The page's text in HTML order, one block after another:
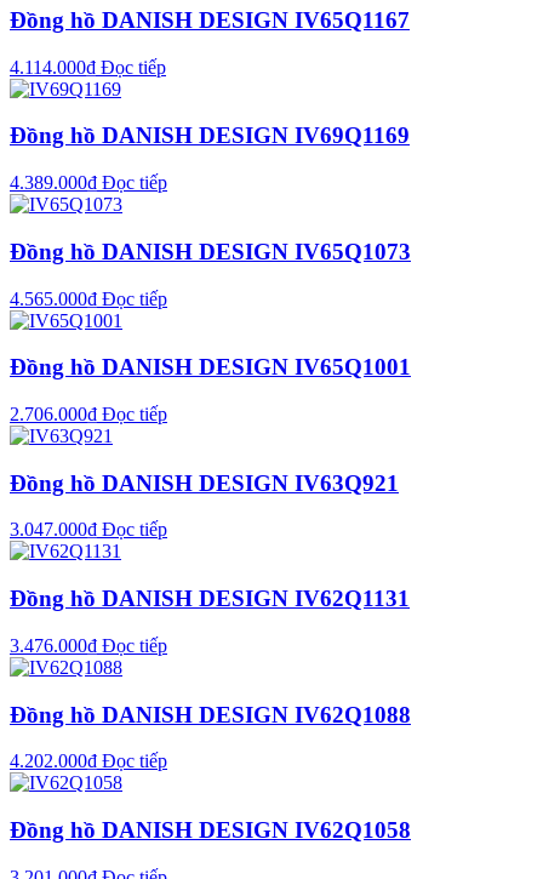
Đồng hồ DANISH DESIGN IV65Q1167
4.114.000₫ Đọc tiếp
Đồng hồ DANISH DESIGN IV69Q1169
4.389.000₫ Đọc tiếp
Đồng hồ DANISH DESIGN IV65Q1073
4.565.000₫ Đọc tiếp
Đồng hồ DANISH DESIGN IV65Q1001
2.706.000₫ Đọc tiếp
Đồng hồ DANISH DESIGN IV63Q921
3.047.000₫ Đọc tiếp
Đồng hồ DANISH DESIGN IV62Q1131
3.476.000₫ Đọc tiếp
Đồng hồ DANISH DESIGN IV62Q1088
4.202.000₫ Đọc tiếp
Đồng hồ DANISH DESIGN IV62Q1058